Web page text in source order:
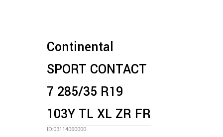
Continental
SPORT CONTACT
7 285/35 R19
103Y TL XL ZR FR
ID:03114060000